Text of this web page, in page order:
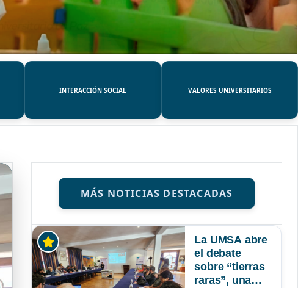
INTERACCIÓN SOCIAL VALORES UNIVERSITARIOS
MÁS NOTICIAS DESTACADAS
La UMSA abre
el debate
sobre “tierras
raras”, una